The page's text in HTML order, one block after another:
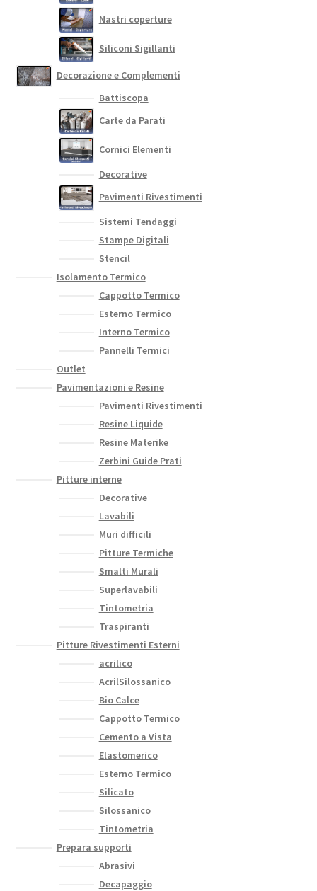
Nastri coperture
Siliconi Sigillanti
Decorazione e Complementi
Battiscopa
Carte da Parati
Cornici Elementi
Decorative
Pavimenti Rivestimenti
Sistemi Tendaggi
Stampe Digitali
Stencil
Isolamento Termico
Cappotto Termico
Esterno Termico
Interno Termico
Pannelli Termici
Outlet
Pavimentazioni e Resine
Pavimenti Rivestimenti
Resine Liquide
Resine Materike
Zerbini Guide Prati
Pitture interne
Decorative
Lavabili
Muri difficili
Pitture Termiche
Smalti Murali
Superlavabili
Tintometria
Traspiranti
Pitture Rivestimenti Esterni
acrilico
AcrilSilossanico
Bio Calce
Cappotto Termico
Cemento a Vista
Elastomerico
Esterno Termico
Silicato
Silossanico
Tintometria
Prepara supporti
Abrasivi
Decapaggio